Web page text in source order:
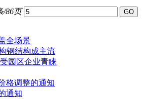
/86页
全场景
钢结构成主流
园区企业青睐
格调整的通知
通知